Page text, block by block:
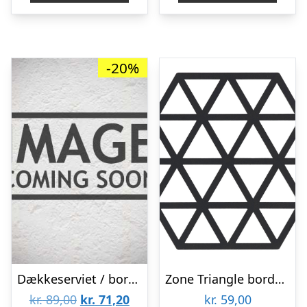
kr. 249,00.kr.
-20%
Dækkeserviet / bordskåner “Braidy” – Nordal Dia: 40 cm
kr.89,00 Den
kr. 71,20Den
Zone Triangle bordskåner, sort
kr. 59,00